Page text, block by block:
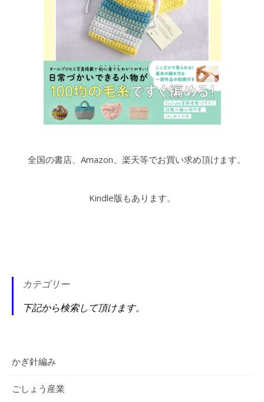
全国の書店、Amazon、楽天等でお買い求め頂けます。
Kindle版もあります。
カテゴリー
下記から検索して頂けます。
かぎ針編み
ごしょう産業